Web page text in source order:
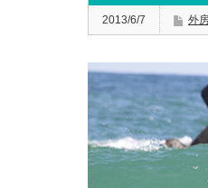
2013/6/7 外